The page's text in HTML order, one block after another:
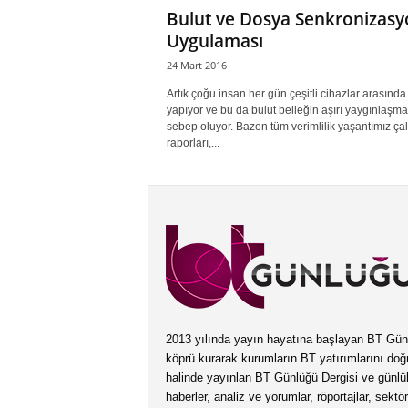
Bulut ve Dosya
Uygulaması
24 Mart 2016
Artık çoğu insan her gün çeşitli cihazlar
yapıyor ve bu da bulut belleğin aşırı
sebep oluyor. Bazen tüm verimlilik yaşantımız
raporları,...
2013 yılında yayın hayatına başlayan BT
köprü kurarak kurumların BT yatırımlarını
halinde yayınlan BT Günlüğü Dergisi ve
haberler, analiz ve yorumlar, röportajlar,